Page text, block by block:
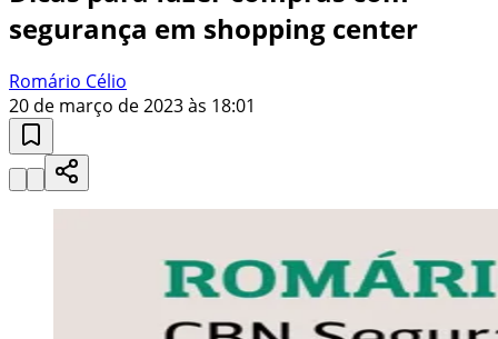
segurança em shopping center
Romário Célio
20 de março de 2023 às 18:01